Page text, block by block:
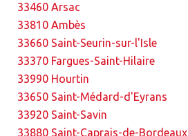
33460 Arsac
33810 Ambès
33660 Saint-Seurin-sur-l'Isle
33370 Fargues-Saint-Hilaire
33990 Hourtin
33650 Saint-Médard-d'Eyrans
33920 Saint-Savin
33880 Saint-Caprais-de-Bordeaux